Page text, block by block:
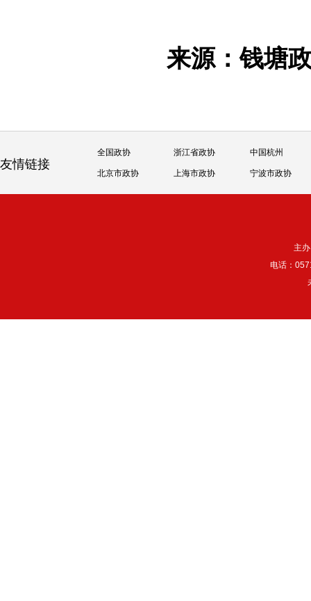
来源：钱
友情链接
全国政协 浙江省政协 中国杭州
北京市政协 上海市政协 宁波市政协
主
电话：